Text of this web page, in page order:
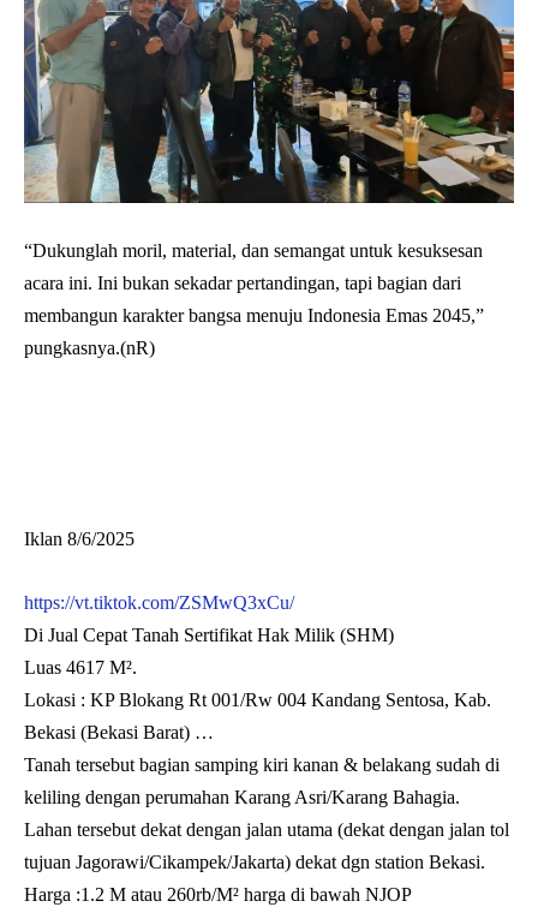
“Dukunglah moril, material, dan semangat untuk kesuksesan
acara ini. Ini bukan sekadar pertandingan, tapi bagian dari
membangun karakter bangsa menuju Indonesia Emas 2045,”
pungkasnya.(nR)
Iklan 8/6/2025
https://vt.tiktok.com/ZSMwQ3xCu/
Di Jual Cepat Tanah Sertifikat Hak Milik (SHM)
Luas 4617 M².
Lokasi : KP Blokang Rt 001/Rw 004 Kandang Sentosa, Kab.
Bekasi (Bekasi Barat) …
Tanah tersebut bagian samping kiri kanan & belakang sudah di
keliling dengan perumahan Karang Asri/Karang Bahagia.
Lahan tersebut dekat dengan jalan utama (dekat dengan jalan tol
tujuan Jagorawi/Cikampek/Jakarta) dekat dgn station Bekasi.
Harga :1.2 M atau 260rb/M² harga di bawah NJOP